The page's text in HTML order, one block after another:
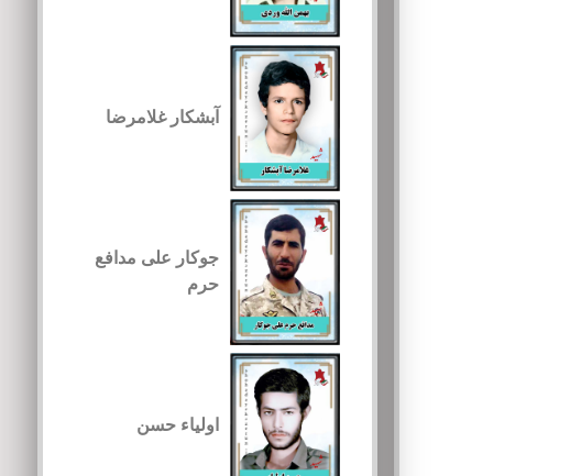
آبشکار غلامرضا
جوکار علی مدافع
حرم
اولیاء حسن